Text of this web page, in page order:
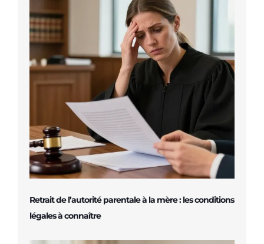
Retrait de l’autorité parentale à la mère : les conditions
légales à connaître